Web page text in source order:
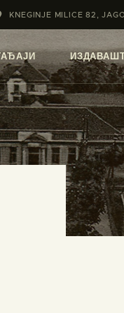
KNEGINJE MILICE 82,